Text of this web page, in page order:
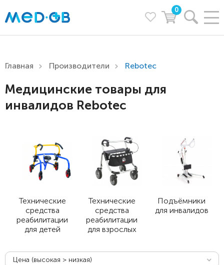
0
Главная Производители Rebotec
Медицинские товары для
инвалидов Rebotec
Технические
средства
реабилитации
для детей
Технические
средства
реабилитации
для взрослых
Подъёмники
для инвалидов
Цена (высокая > низкая)